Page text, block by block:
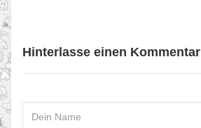
Hinterlasse einen Kommentar